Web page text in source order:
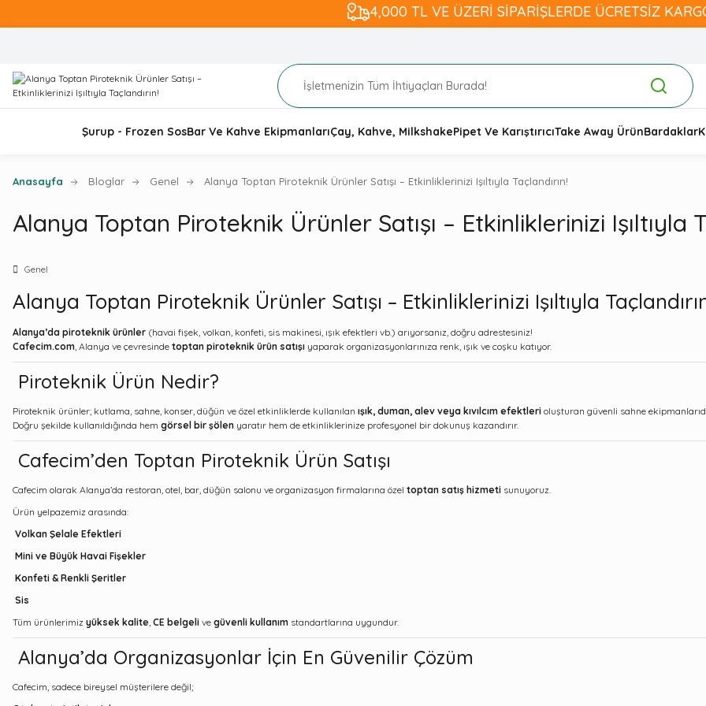
4,000 TL VE ÜZERİ SİPARİŞLERDE ÜCRETSİZ
Şurup - Frozen SosBar Ve Kahve EkipmanlarıÇay, Kahve, MilkshakePipet Ve KarıştırıcıTake Away ÜrünBardaklar
Anasayfa Bloglar Genel Alanya Toptan Piroteknik Ürünler Satışı – Etkinliklerinizi Işıltıyla Taçlandırın!
Alanya Toptan Piroteknik Ürünler Satışı – Etkinliklerinizi Işıltıyla
Genel
Alanya Toptan Piroteknik Ürünler Satışı – Etkinliklerinizi Işıltıyla
Alanya’da piroteknik ürünler (havai fişek, volkan, konfeti, sis makinesi, ışık efektleri vb.) arıyorsanız, doğru adrestesiniz!
Cafecim.com, Alanya ve çevresinde toptan piroteknik ürün satışı yaparak organizasyonlarınıza renk, ışık ve coşku katıyor.
Piroteknik Ürün Nedir?
Piroteknik ürünler; kutlama, sahne, konser, düğün ve özel etkinliklerde kullanılan ışık, duman, alev veya kıvılcım efektleri oluşturan güvenli sahne
Doğru şekilde kullanıldığında hem görsel bir şölen yaratır hem de etkinliklerinize profesyonel bir dokunuş kazandırır.
Cafecim’den Toptan Piroteknik Ürün Satışı
Cafecim olarak Alanya’da restoran, otel, bar, düğün salonu ve organizasyon firmalarına özel toptan satış hizmeti sunuyoruz.
Ürün yelpazemiz arasında:
Volkan Şelale Efektleri
Mini ve Büyük Havai Fişekler
Konfeti & Renkli Şeritler
Sis
Tüm ürünlerimiz yüksek kalite, CE belgeli ve güvenli kullanım standartlarına uygundur.
Alanya’da Organizasyonlar İçin En Güvenilir Çözüm
Cafecim, sadece bireysel müşterilere değil;